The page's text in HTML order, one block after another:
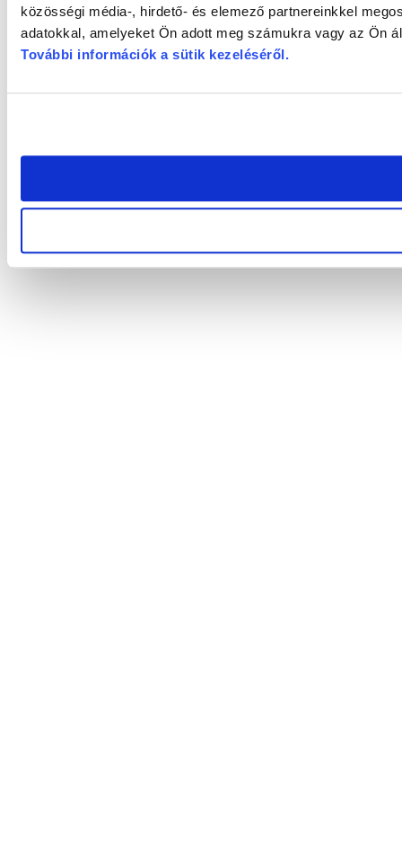
közösségi média-, hirdető- és elemező partnereinkkel
adatokkal, amelyeket Ön adott meg számukra vagy az Ön
További információk a sütik kezeléséről.